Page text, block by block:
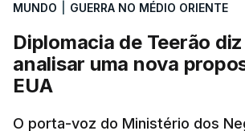
MUNDO GUERRA NO MÉDIO ORIENTE
Diplomacia de Teerão
analisar uma nova
EUA
O porta-voz do Ministério dos